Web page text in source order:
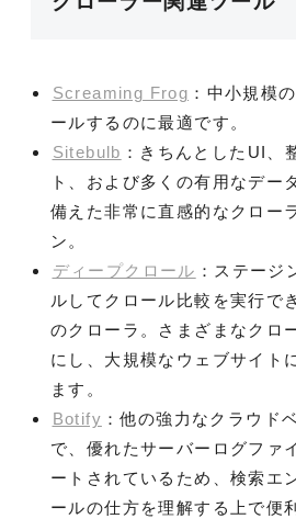
Screaming Frog ：中小規模
ールするのに最適です。
Sitebulb ：きちんとしたUI、
ト、および多くの有用なデー
備えた非常に直感的なクロー
ン。
ディープクロール ：ステージ
ルしてクロール比較を実行で
のクローラ。さまざまなクロ
にし、大規模なウェブサイト
ます。
Botify ：他の強力なクラウド
で、優れたサーバーログファ
ートされているため、検索エ
ールの仕方を理解する上で便